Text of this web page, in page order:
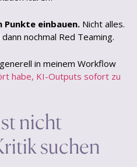
einbauen. Nicht alles.
nochmal Red Teaming.
in meinem Workflow
habe, KI-Outputs sofort zu
nicht
suchen